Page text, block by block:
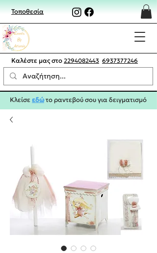
Τοποθεσία
Καλέστε μας στο 2294082443 6937377246
Κλείσεεδώτο ραντεβού σου για δειγματισμό